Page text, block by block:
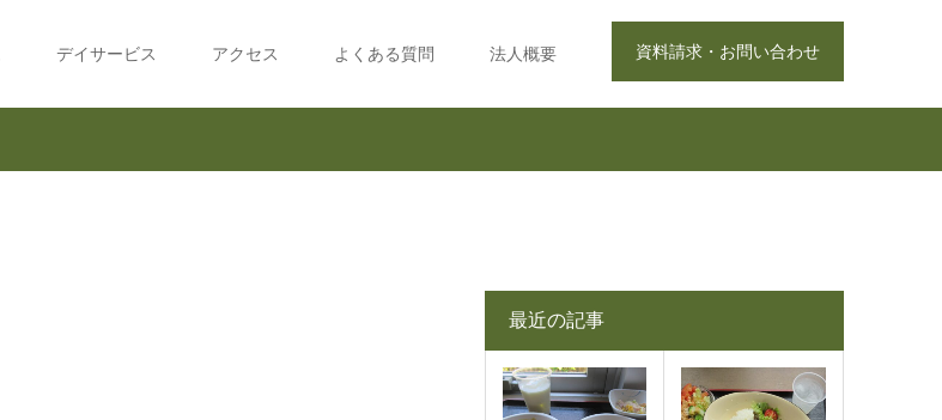
資料請求・お問い合わせ
デイサービス アクセス よくある質問 法人概要
最近の記事